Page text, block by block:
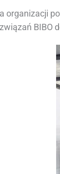
organizacji
BIBO